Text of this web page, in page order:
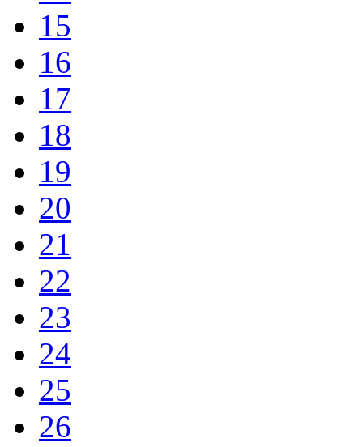
15
16
17
18
19
20
21
22
23
24
25
26